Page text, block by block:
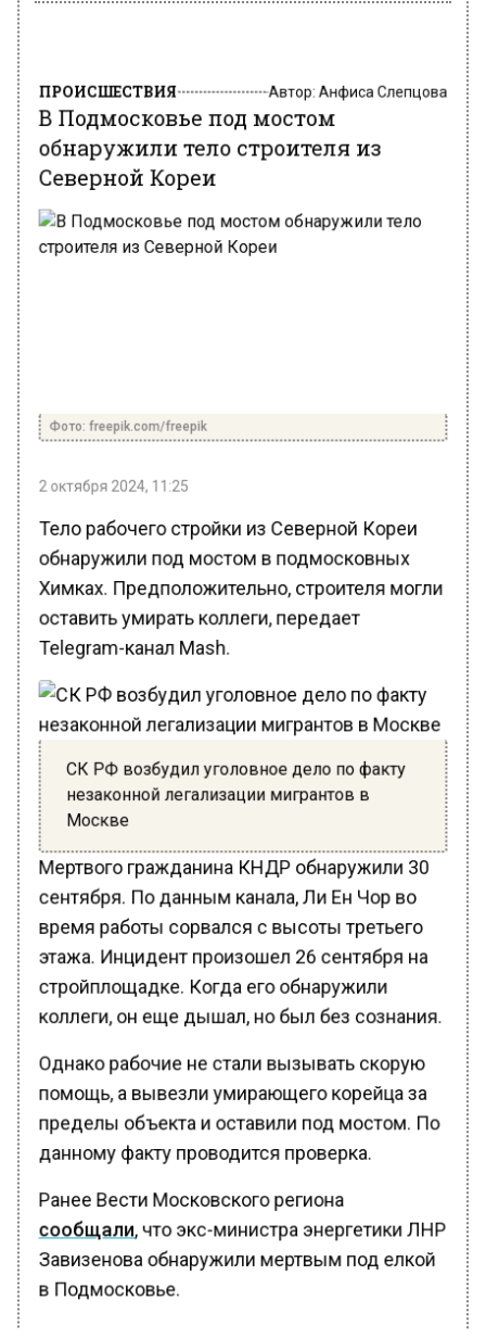
В Подмосковье под мостом
обнаружили тело строителя из
Северной Кореи
Фото: freepik.com/freepik
2 октября 2024, 11:25
Тело рабочего стройки из Северной Кореи
обнаружили под мостом в подмосковных
Химках. Предположительно, строителя могли
оставить умирать коллеги, передает
Telegram-канал Mash.
СК РФ возбудил уголовное дело по факту
незаконной легализации мигрантов в
Москве
Мертвого гражданина КНДР обнаружили 30
сентября. По данным канала, Ли Ен Чор во
время работы сорвался с высоты третьего
этажа. Инцидент произошел 26 сентября на
стройплощадке. Когда его обнаружили
коллеги, он еще дышал, но был без сознания.
Однако рабочие не стали вызывать скорую
помощь, а вывезли умирающего корейца за
пределы объекта и оставили под мостом. По
данному факту проводится проверка.
Ранее Вести Московского региона
сообщали, что экс-министра энергетики ЛНР
Завизенова обнаружили мертвым под елкой
в Подмосковье.